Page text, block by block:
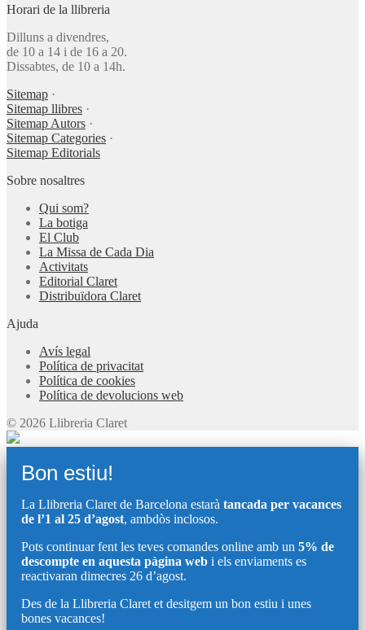
Horari de la llibreria
Dilluns a divendres,
de 10 a 14 i de 16 a 20.
Dissabtes, de 10 a 14h.
Sitemap ·
Sitemap llibres ·
Sitemap Autors ·
Sitemap Categories ·
Sitemap Editorials
Sobre nosaltres
Qui som?
La botiga
El Club
La Missa de Cada Dia
Activitats
Editorial Claret
Distribuïdora Claret
Ajuda
Avís legal
Política de privacitat
Política de cookies
Política de devolucions web
© 2026 Llibreria Claret
Bon estiu!
La Llibreria Claret de Barcelona estarà tancada per vacances
de l’1 al 25 d’agost, ambdòs inclosos.
Pots continuar fent les teves comandes online amb un 5% de
descompte en aquesta pàgina web i els enviaments es
reactivaran dimecres 26 d’agost.
Des de la Llibreria Claret et desitgem un bon estiu i unes
bones vacances!